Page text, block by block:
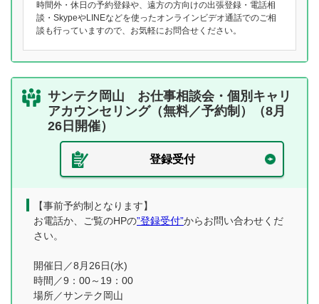
時間外・休日の予約登録や、遠方の方向けの出張登録・電話相
談・SkypeやLINEなどを使ったオンラインビデオ通話でのご相
談も行っていますので、お気軽にお問合せください。
サンテク岡山 お仕事相談会・個別キャリ
アカウンセリング（無料／予約制）（8月
26日開催）
登録受付
【事前予約制となります】
お電話か、ご覧のHPの”登録受付”からお問い合わせくだ
さい。
開催日／8月26日(水)
時間／9：00～19：00
場所／サンテク岡山